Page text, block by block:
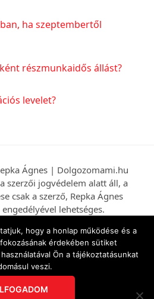
ha szeptembertől
részmunkaidős állást?
levelet?
Ágnes | Dolgozomami.hu
szerzői jogvédelem alatt áll, a
csak a szerző, Repka Ágnes
lehetséges.
blogposztjaiban,
e-bookjaiban, tanulmányaiban
bónusz anyagokban
jogszabályok ismeretterjesztő
bemutatását szolgálják, s nem
hogy a honlap működése és a
érdekében sütiket
Ön a tájékoztatásunkat
veszi.